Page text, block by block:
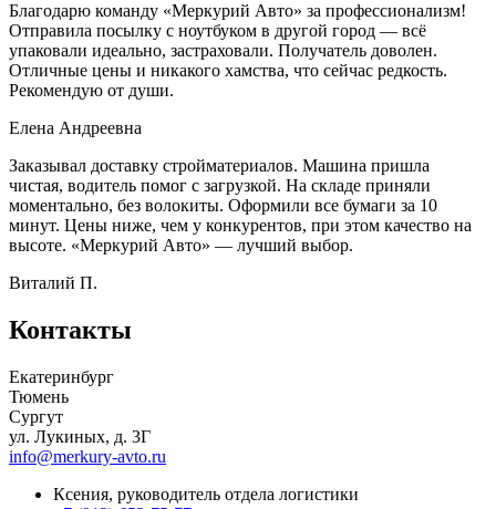
Благодарю команду «Меркурий Авто» за профессионализм!
Отправила посылку с ноутбуком в другой город — всё
упаковали идеально, застраховали. Получатель доволен.
Отличные цены и никакого хамства, что сейчас редкость.
Рекомендую от души.
Елена Андреевна
Заказывал доставку стройматериалов. Машина пришла
чистая, водитель помог с загрузкой. На складе приняли
моментально, без волокиты. Оформили все бумаги за 10
минут. Цены ниже, чем у конкурентов, при этом качество на
высоте. «Меркурий Авто» — лучший выбор.
Виталий П.
Контакты
Екатеринбург
Тюмень
Сургут
ул. Лукиных, д. 3Г
info@merkury-avto.ru
Ксения, руководитель отдела логистики